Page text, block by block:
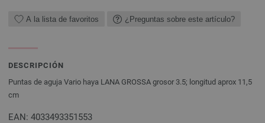
A la lista de favoritos ¿Preguntas sobre este artículo?
DESCRIPCIÓN
Puntas de aguja Vario haya LANA GROSSA grosor 3.5; longitud aprox 11,5
cm
EAN: 4033493351553